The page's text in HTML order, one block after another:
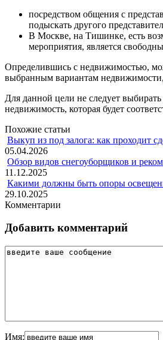
посредством общения с
подыскать другого
В Москве, на Тишинке, есть
мероприятия, является
Определившись с недвижимостью,
выбранным вариантам
Для данной цели не следует
недвижимость, которая будет
Похожие статьи
Выкуп из под залога: как проходит
05.04.2026
Обзор видов снегоуборщиков и
11.12.2025
Какими должны быть опоры
29.10.2025
Комментарии
Добавить комментарий
Имя: